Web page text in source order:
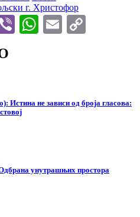
г. Христофор
ViberWhatsApp
Email
Истина не зависи од броја гласова:
унутрашњих простора